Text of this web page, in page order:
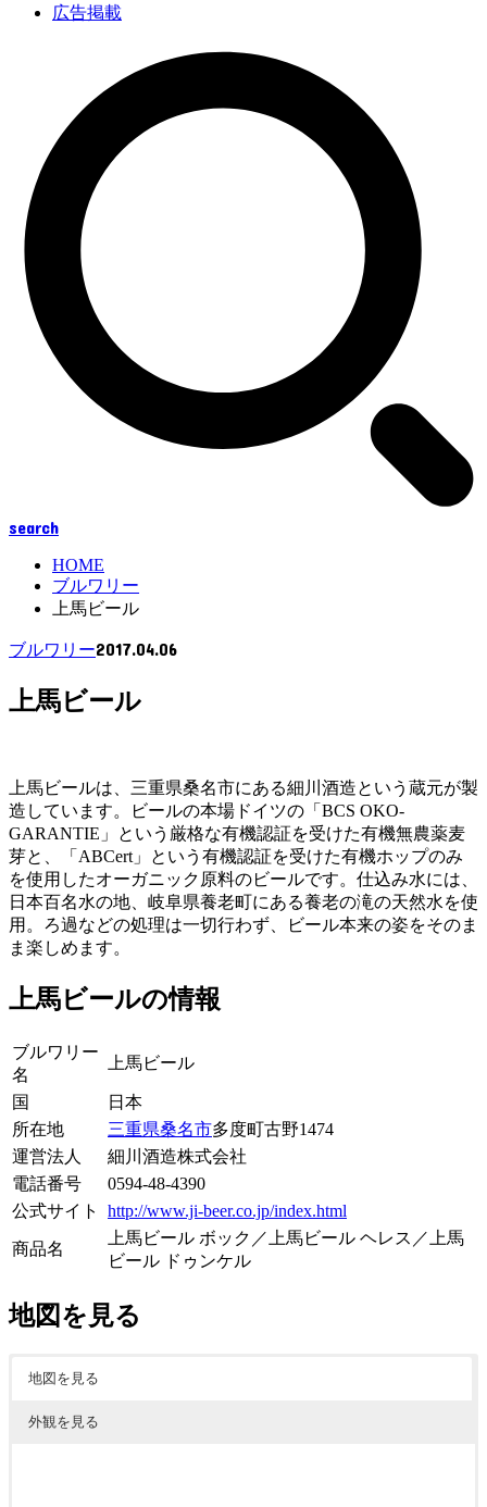
広告掲載
search
HOME
ブルワリー
上馬ビール
ブルワリー2017.04.06
上馬ビール
上馬ビールは、三重県桑名市にある細川酒造という蔵元が製
造しています。ビールの本場ドイツの「BCS OKO-
GARANTIE」という厳格な有機認証を受けた有機無農薬麦
芽と、「ABCert」という有機認証を受けた有機ホップのみ
を使用したオーガニック原料のビールです。仕込み水には、
日本百名水の地、岐阜県養老町にある養老の滝の天然水を使
用。ろ過などの処理は一切行わず、ビール本来の姿をそのま
ま楽しめます。
上馬ビールの情報
ブルワリー
名
上馬ビール
国
日本
所在地
三重県桑名市多度町古野1474
運営法人
細川酒造株式会社
電話番号
0594-48-4390
公式サイト
http://www.ji-beer.co.jp/index.html
商品名
上馬ビール ボック／上馬ビール ヘレス／上馬
ビール ドゥンケル
地図を見る
地図を見る
外観を見る